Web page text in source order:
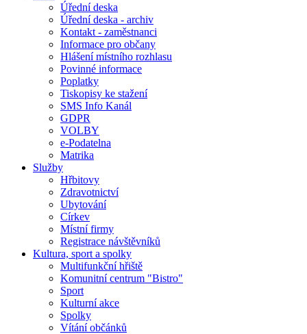
Úřední deska
Úřední deska - archiv
Kontakt - zaměstnanci
Informace pro občany
Hlášení místního rozhlasu
Povinné informace
Poplatky
Tiskopisy ke stažení
SMS Info Kanál
GDPR
VOLBY
e-Podatelna
Matrika
Služby
Hřbitovy
Zdravotnictví
Ubytování
Církev
Místní firmy
Registrace návštěvníků
Kultura, sport a spolky
Multifunkční hřiště
Komunitní centrum "Bistro"
Sport
Kulturní akce
Spolky
Vítání občánků